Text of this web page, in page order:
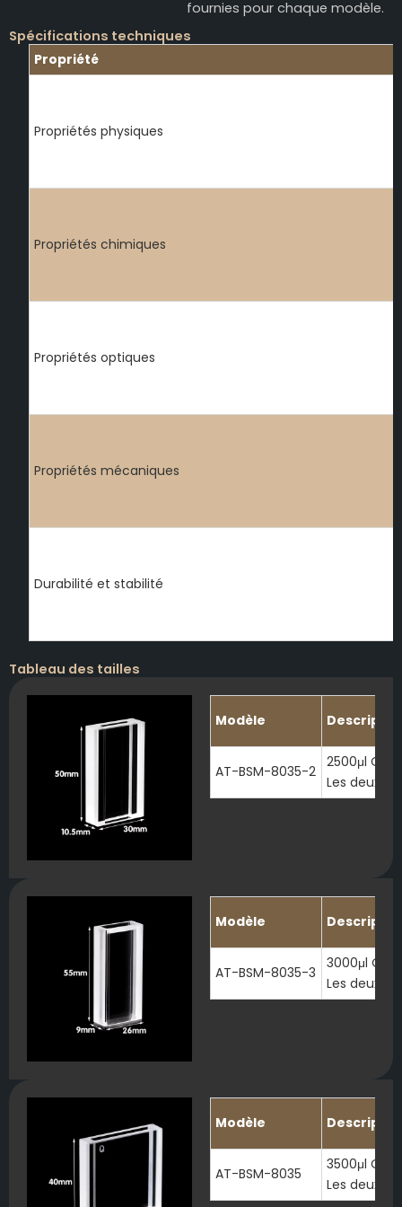
fournies pour chaque modèle.
Spécifications techniques
Propriété
Propriétés physiques
Propriétés chimiques
Propriétés optiques
Propriétés mécaniques
Durabilité et stabilité
Tableau des tailles
Modèle
AT-BSM-8035-2
2500μl
Les deux
Modèle
AT-BSM-8035-3
3000μl
Les deux
Modèle
AT-BSM-8035
3500μl
Les deux